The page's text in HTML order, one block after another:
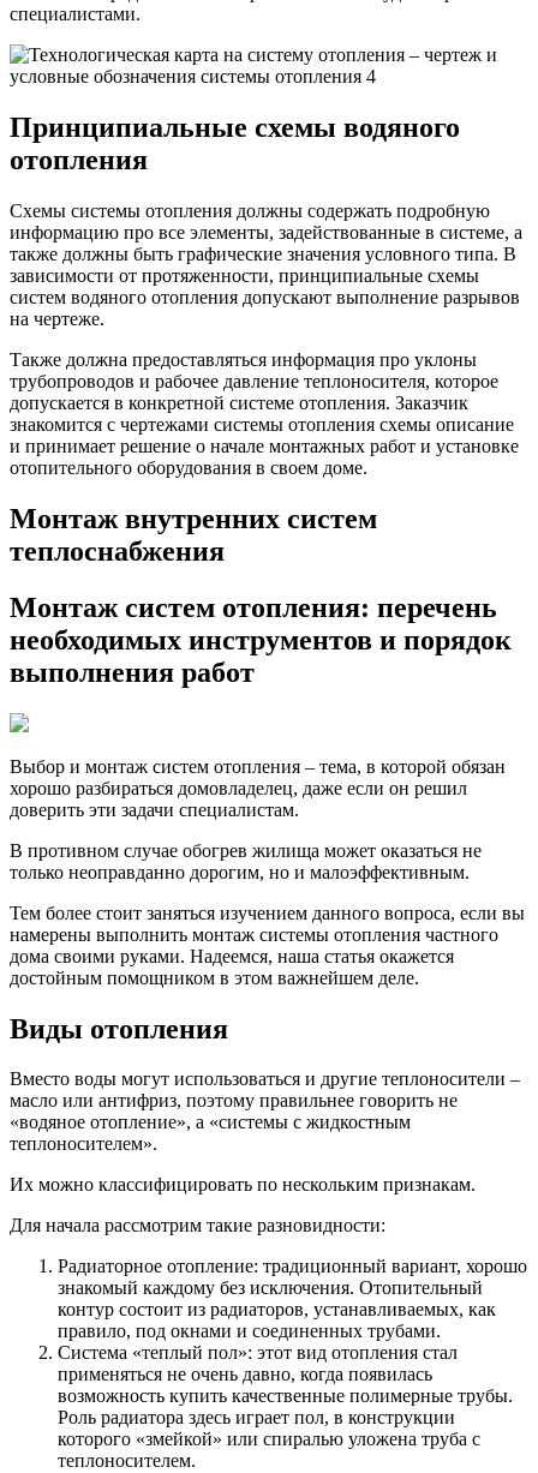
специалистами.
Принципиальные схемы водяного
отопления
Схемы системы отопления должны содержать подробную
информацию про все элементы, задействованные в системе, а
также должны быть графические значения условного типа. В
зависимости от протяженности, принципиальные схемы
систем водяного отопления допускают выполнение разрывов
на чертеже.
Также должна предоставляться информация про уклоны
трубопроводов и рабочее давление теплоносителя, которое
допускается в конкретной системе отопления. Заказчик
знакомится с чертежами системы отопления схемы описание
и принимает решение о начале монтажных работ и установке
отопительного оборудования в своем доме.
Монтаж внутренних систем
теплоснабжения
Монтаж систем отопления: перечень
необходимых инструментов и порядок
выполнения работ
Выбор и монтаж систем отопления – тема, в которой обязан
хорошо разбираться домовладелец, даже если он решил
доверить эти задачи специалистам.
В противном случае обогрев жилища может оказаться не
только неоправданно дорогим, но и малоэффективным.
Тем более стоит заняться изучением данного вопроса, если вы
намерены выполнить монтаж системы отопления частного
дома своими руками. Надеемся, наша статья окажется
достойным помощником в этом важнейшем деле.
Виды отопления
Вместо воды могут использоваться и другие теплоносители –
масло или антифриз, поэтому правильнее говорить не
«водяное отопление», а «системы с жидкостным
теплоносителем».
Их можно классифицировать по нескольким признакам.
Для начала рассмотрим такие разновидности:
Радиаторное отопление: традиционный вариант, хорошо
знакомый каждому без исключения. Отопительный
контур состоит из радиаторов, устанавливаемых, как
правило, под окнами и соединенных трубами.
Система «теплый пол»: этот вид отопления стал
применяться не очень давно, когда появилась
возможность купить качественные полимерные трубы.
Роль радиатора здесь играет пол, в конструкции
которого «змейкой» или спиралью уложена труба с
теплоносителем.